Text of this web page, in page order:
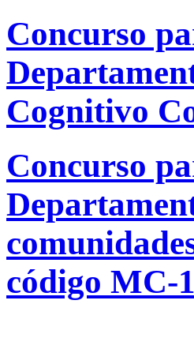
Concurso
Cognitivo
Concurso
código MC-